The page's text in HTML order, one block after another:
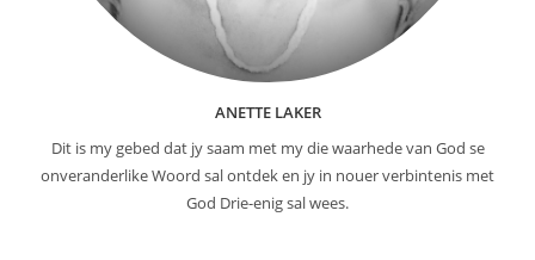
ANETTE LAKER
Dit is my gebed dat jy saam met my die waarhede van God se
onveranderlike Woord sal ontdek en jy in nouer verbintenis met
God Drie-enig sal wees.